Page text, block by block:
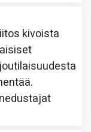
kivoista